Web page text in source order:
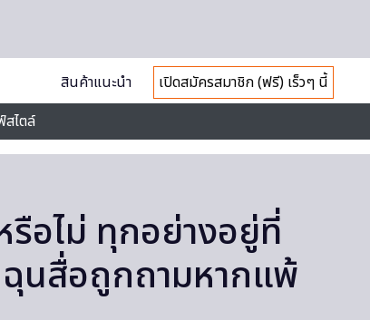
สินค้าแนะนำ
เปิดสมัครสมาชิก (ฟรี) เร็วๆ นี้
สไตล์
อไม่ ทุกอย่างอยู่ที่
นสื่อถูกถามหากแพ้